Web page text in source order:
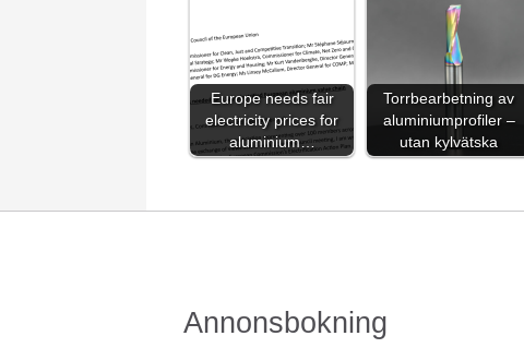
Europe needs fair
electricity prices for
aluminium…
Torrbearbetning av
aluminiumprofiler –
utan kylvätska
Annonsbokning